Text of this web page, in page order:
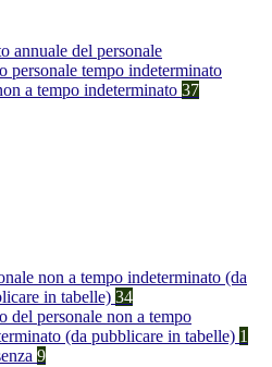
annuale del personale
personale tempo indeterminato
a tempo indeterminato 37
non a tempo indeterminato (da
in tabelle) 34
del personale non a tempo
(da pubblicare in tabelle) 1
9